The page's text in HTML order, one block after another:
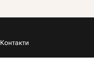
Контакти